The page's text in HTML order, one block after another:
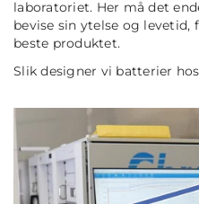
laboratoriet. Her må det
bevise sin ytelse og
beste produktet.
Slik designer vi batterier hos